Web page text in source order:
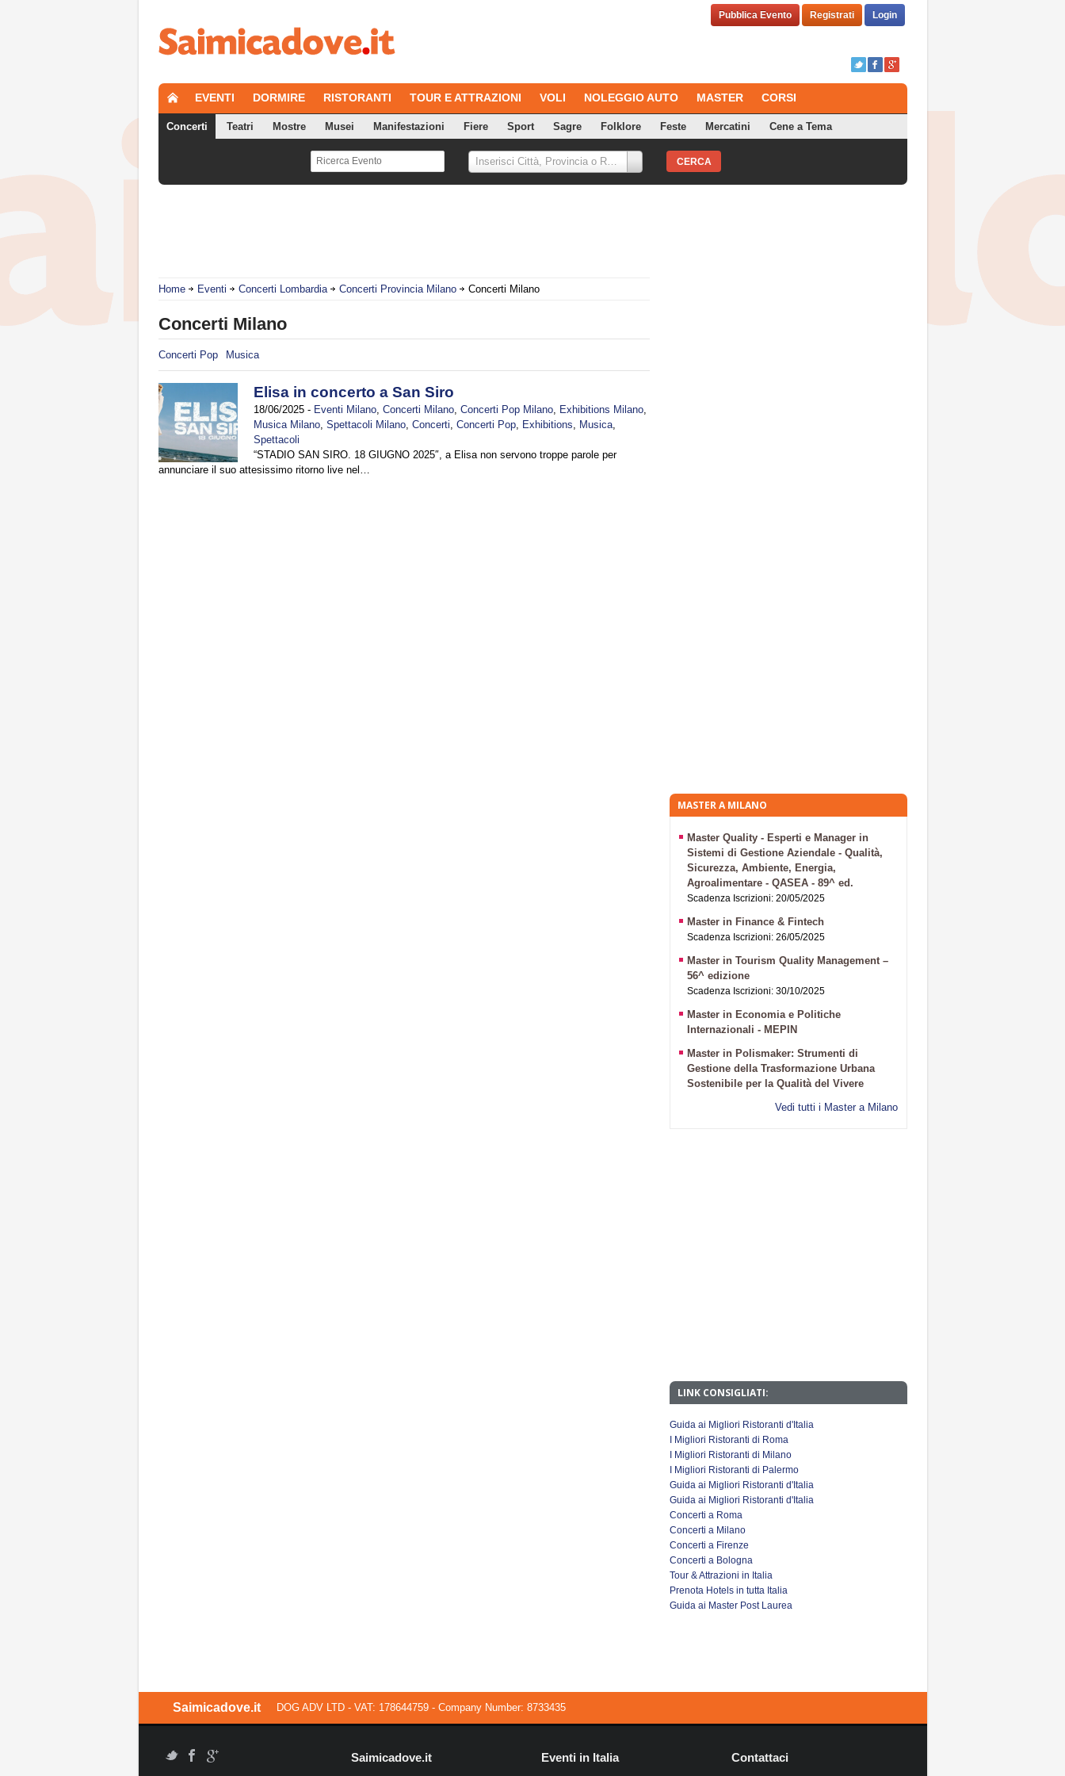
Pubblica Evento Registrati Login
EVENTI DORMIRE RISTORANTI TOUR E ATTRAZIONI VOLI NOLEGGIO AUTO MASTER CORSI
Concerti Teatri Mostre Musei Manifestazioni Fiere Sport Sagre Folklore Feste Mercatini Cene a Tema
Inserisci Città, Provincia o Regione CERCA
Home Eventi Concerti Lombardia Concerti Provincia Milano Concerti Milano
Concerti Milano
Concerti Pop Musica
Elisa in concerto a San Siro
18/06/2025- Eventi Milano, Concerti Milano, Concerti Pop Milano, Exhibitions Milano,
Musica Milano, Spettacoli Milano, Concerti, Concerti Pop, Exhibitions, Musica,
Spettacoli
“STADIO SAN SIRO. 18 GIUGNO 2025″, a Elisa non servono troppe parole per
annunciare il suo attesissimo ritorno live nel…
MASTER A MILANO
Master Quality - Esperti e Manager in
Sistemi di Gestione Aziendale - Qualità,
Sicurezza, Ambiente, Energia,
Agroalimentare - QASEA - 89^ ed.
Scadenza Iscrizioni: 20/05/2025
Master in Finance & Fintech
Scadenza Iscrizioni: 26/05/2025
Master in Tourism Quality Management –
56^ edizione
Scadenza Iscrizioni: 30/10/2025
Master in Economia e Politiche
Internazionali - MEPIN
Master in Polismaker: Strumenti di
Gestione della Trasformazione Urbana
Sostenibile per la Qualità del Vivere
Vedi tutti i Master a Milano
LINK CONSIGLIATI:
Guida ai Migliori Ristoranti d'Italia
I Migliori Ristoranti di Roma
I Migliori Ristoranti di Milano
I Migliori Ristoranti di Palermo
Guida ai Migliori Ristoranti d'Italia
Guida ai Migliori Ristoranti d'Italia
Concerti a Roma
Concerti a Milano
Concerti a Firenze
Concerti a Bologna
Tour & Attrazioni in Italia
Prenota Hotels in tutta Italia
Guida ai Master Post Laurea
Saimicadove.it DOG ADV LTD - VAT: 178644759 - Company Number: 8733435
Saimicadove.it Eventi in Italia Contattaci